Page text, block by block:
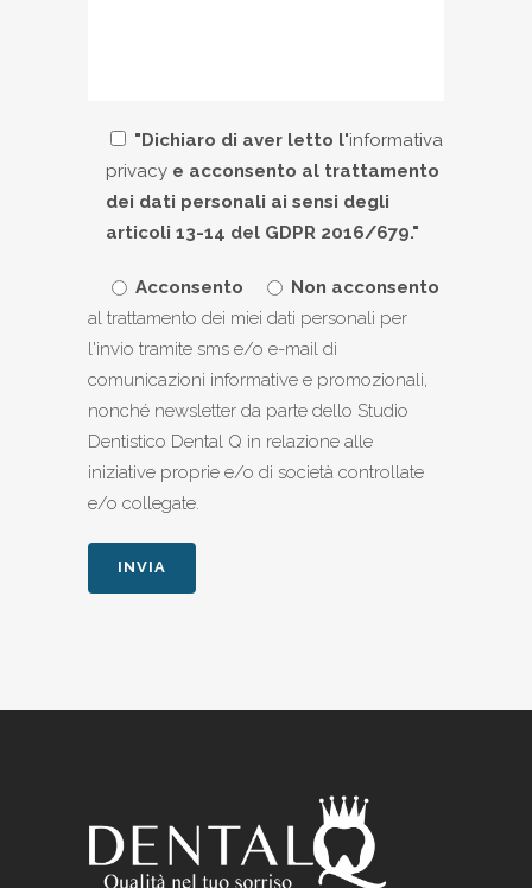
"Dichiaro di aver letto l'informativa
privacy e acconsento al trattamento
dei dati personali ai sensi degli
articoli 13-14 del GDPR 2016/679."
Acconsento
Non acconsento
al trattamento dei miei dati personali per
l'invio tramite sms e/o e-mail di
comunicazioni informative e promozionali,
nonché newsletter da parte dello Studio
Dentistico Dental Q in relazione alle
iniziative proprie e/o di società controllate
e/o collegate.